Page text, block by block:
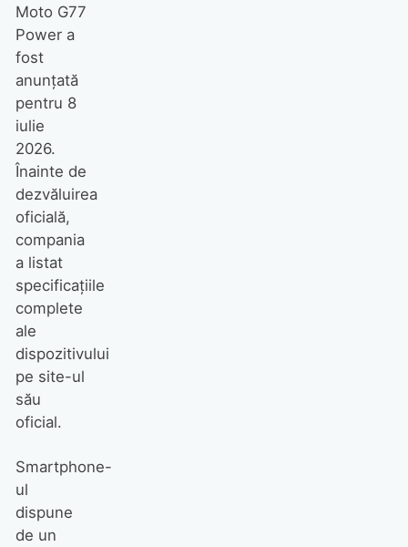
Moto G77
Power a
fost
anunțată
pentru 8
iulie
2026.
Înainte de
dezvăluirea
oficială,
compania
a listat
specificațiile
complete
ale
dispozitivului
pe site-ul
său
oficial.
Smartphone-
ul
dispune
de un